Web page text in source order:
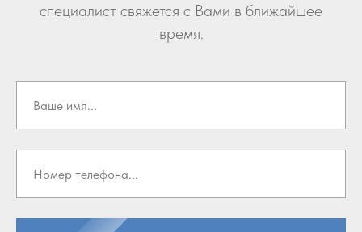
специалист свяжется с Вами в ближайшее
время.